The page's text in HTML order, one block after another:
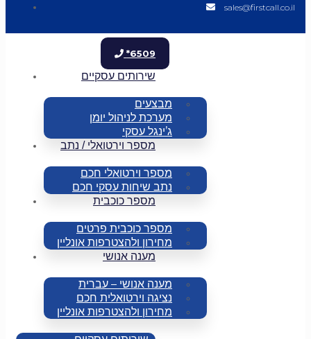
sales@firstcall.co.il
*6509
שירותים עסקיים
מבצעים
מערכת לניהול יומן
ג’ינגל עסקי
מספר וירטואלי / נתב
מספר וירטואלי חכם
נתב שיחות עסקי חכם
מספר כוכבית
מספר כוכבית פרטים
מחירון ולהצטרפות אונליין
מענה אנושי
מענה אנושי – עברית
נציגה וירטואלית חכם
מחירון ולהצטרפות אונליין